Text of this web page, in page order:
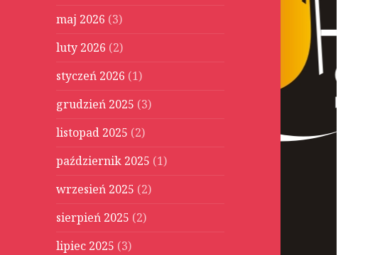
maj 2026 (3)
luty 2026 (2)
styczeń 2026 (1)
grudzień 2025 (3)
listopad 2025 (2)
październik 2025 (1)
wrzesień 2025 (2)
sierpień 2025 (2)
lipiec 2025 (3)